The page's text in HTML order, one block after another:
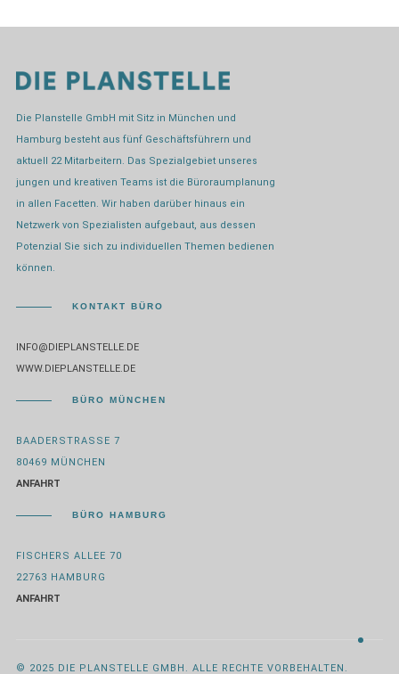
Die Planstelle GmbH mit Sitz in München und
Hamburg besteht aus fünf Geschäftsführern und
aktuell 22 Mitarbeitern. Das Spezialgebiet unseres
jungen und kreativen Teams ist die Büroraumplanung
in allen Facetten. Wir haben darüber hinaus ein
Netzwerk von Spezialisten aufgebaut, aus dessen
Potenzial Sie sich zu individuellen Themen bedienen
können.
KONTAKT BÜRO
INFO@DIEPLANSTELLE.DE
WWW.DIEPLANSTELLE.DE
BÜRO MÜNCHEN
BAADERSTRASSE 7
80469 MÜNCHEN
ANFAHRT
BÜRO HAMBURG
FISCHERS ALLEE 70
22763 HAMBURG
ANFAHRT
© 2025 DIE PLANSTELLE GMBH. ALLE RECHTE VORBEHALTEN.